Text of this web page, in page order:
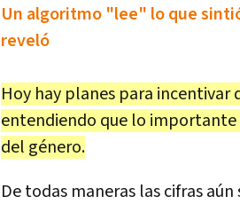
Un algoritmo "lee" lo que
reveló
Hoy hay planes para incentivar
entendiendo que lo
del género.
De todas maneras las cifras